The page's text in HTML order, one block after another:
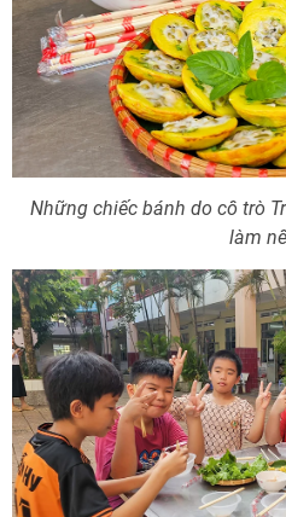
Những chiếc bánh do cô trò
làm